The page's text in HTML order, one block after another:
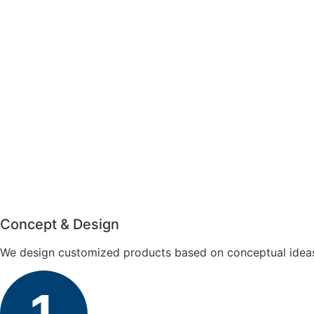
Concept & Design
We design customized products based on conceptual